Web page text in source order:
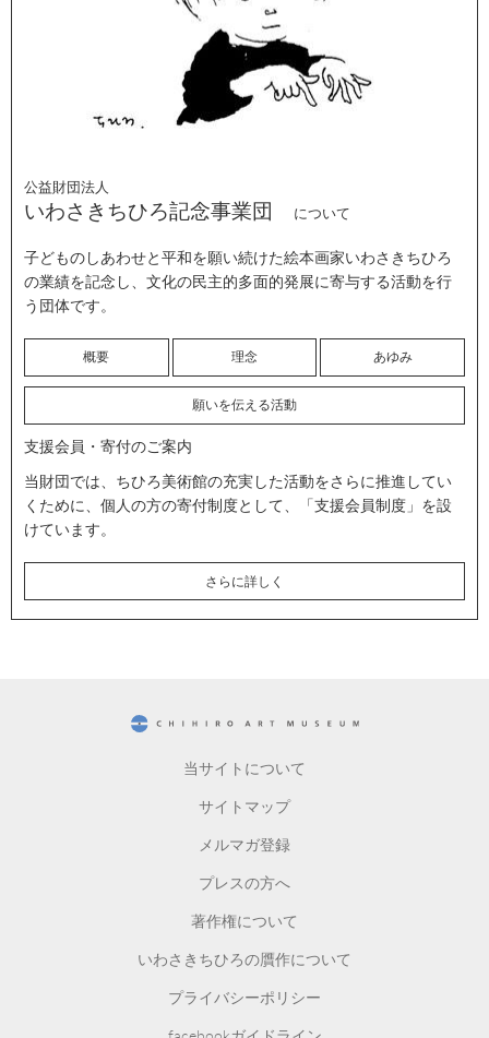
公益財団法人
いわさきちひろ記念事業団 について
子どものしあわせと平和を願い続けた絵本画家いわさきちひろ
の業績を記念し、文化の民主的多面的発展に寄与する活動を行
う団体です。
概要 理念 あゆみ
願いを伝える活動
支援会員・寄付のご案内
当財団では、ちひろ美術館の充実した活動をさらに推進してい
くために、個人の方の寄付制度として、「支援会員制度」を設
けています。
さらに詳しく
当サイトについて
サイトマップ
メルマガ登録
プレスの方へ
著作権について
いわさきちひろの贋作について
プライバシーポリシー